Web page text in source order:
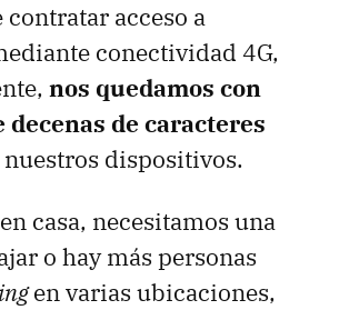
acceso a
conectividad 4G,
nos quedamos con
de caracteres
dispositivos.
casa, necesitamos una
o hay más personas
en varias ubicaciones,